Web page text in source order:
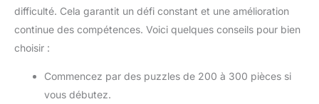
difficulté. Cela garantit un défi constant et une amélioration
continue des compétences. Voici quelques conseils pour bien
choisir :
Commencez par des puzzles de 200 à 300 pièces si
vous débutez.